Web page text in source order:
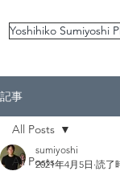
Yoshihiko Sumiyoshi
記事
All Posts
All Posts
sumiyoshi
2021年4月5日 読了